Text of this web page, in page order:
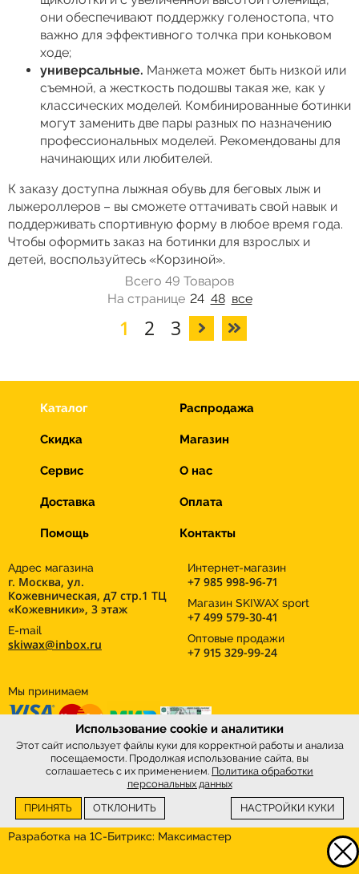
они обеспечивают поддержку голеностопа, что
важно для эффективного толчка при коньковом
ходе;
универсальные. Манжета может быть низкой или
съемной, а жесткость подошвы такая же, как у
классических моделей. Комбинированные ботинки
могут заменить две пары разных по назначению
профессиональных моделей. Рекомендованы для
начинающих или любителей.
К заказу доступна лыжная обувь для беговых лыж и
лыжероллеров – вы сможете оттачивать свой навык и
поддерживать спортивную форму в любое время года.
Чтобы оформить заказ на ботинки для взрослых и
детей, воспользуйтесь «Корзиной».
1 2 3
Всего 49 Товаров
На странице 24 48 все
Каталог Распродажа
Скидка Магазин
Сервис О нас
Доставка Оплата
Помощь Контакты
Интернет-магазинSkiWax.ru © 2026
Разработка на 1С-Битрикс: Максимастер
Адрес магазина
г. Москва, ул.
Кожевническая, д7 стр.1 ТЦ
«Кожевники», 3 этаж
E-mail
skiwax@inbox.ru
Интернет-магазин
+7 985 998-96-71
Магазин SKIWAX sport
+7 499 579-30-41
Оптовые продажи
+7 915 329-99-24
Мы принимаем
Использование cookie и аналитики
Этот сайт использует файлы куки для корректной работы и анализа
посещаемости. Продолжая использование сайта, вы
соглашаетесь с их применением. Политика обработки
персональных данных
ПРИНЯТЬ
ОТКЛОНИТЬ НАСТРОЙКИ КУКИ